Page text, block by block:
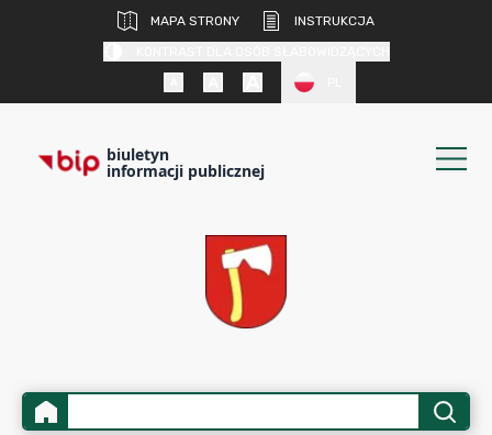
MAPA STRONY
INSTRUKCJA
biuletyn
informacji publicznej